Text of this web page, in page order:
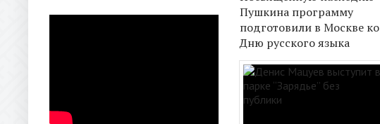
Пушкина программу
подготовили в Москве ко
Дню русского языка